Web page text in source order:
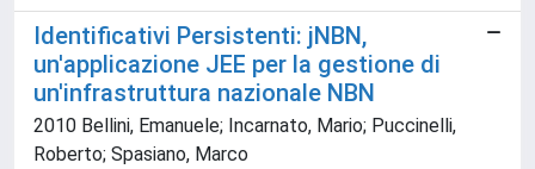
Identificativi Persistenti: jNBN,
un'applicazione JEE per la gestione di
un'infrastruttura nazionale NBN
2010 Bellini, Emanuele; Incarnato, Mario; Puccinelli,
Roberto; Spasiano, Marco